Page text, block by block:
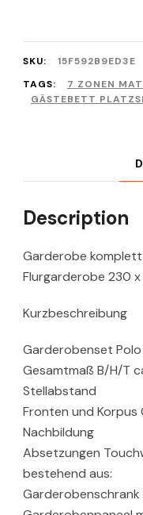
SKU:
15F592B9ED3E
TAGS:
7 ZONEN
GÄSTEBETT
Description
Garderobe
Flurgarderobe 230 x
Kurzbeschreibung
Garderobenset Polo
Gesamtmaß B/H/T
Stellabstand
Fronten und Korpus
Nachbildung
Absetzungen
bestehend aus:
Garderobenschrank